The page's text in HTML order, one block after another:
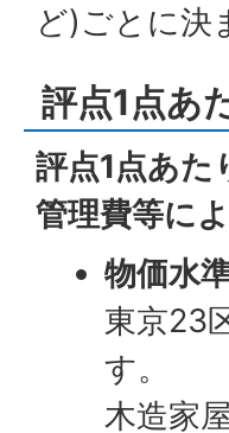
ど)ごとに決
評点1点あ
評点1点あた
管理費等に
物価水
東京23
す。
木造家